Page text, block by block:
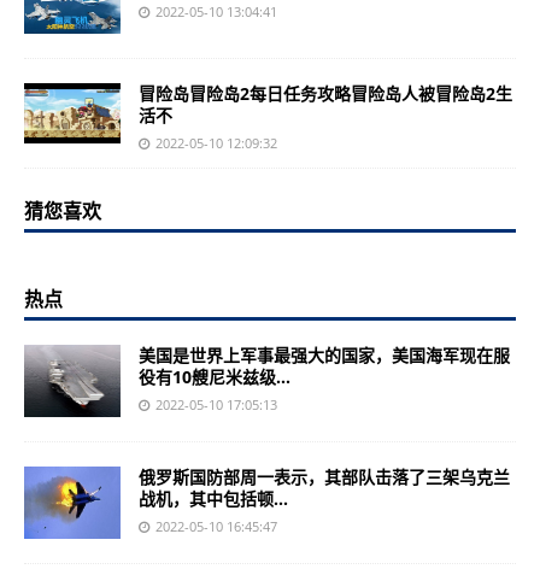
2022-05-10 13:04:41
冒险岛冒险岛2每日任务攻略冒险岛人被冒险岛2生
活不
2022-05-10 12:09:32
猜您喜欢
热点
美国是世界上军事最强大的国家，美国海军现在服
役有10艘尼米兹级...
2022-05-10 17:05:13
俄罗斯国防部周一表示，其部队击落了三架乌克兰
战机，其中包括顿...
2022-05-10 16:45:47